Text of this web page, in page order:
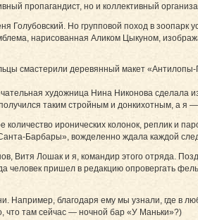
пропагандист, но и коллективный
Но групповой поход в зоопарк
нарисованная Аликом Цыкуном,
смастерили деревянный макет
художница Нина Никонова сделала
таким стройным и донкихотным, а я
количество иронических колонок, реплик и
Барбары», вожделенно ждала каждой
Витя Лошак и я, командир этого отряда.
человек пришел в редакцию опровергать
Например, благодаря ему мы узнали, где в
что там сейчас — ночной бар «У Маньки»?)